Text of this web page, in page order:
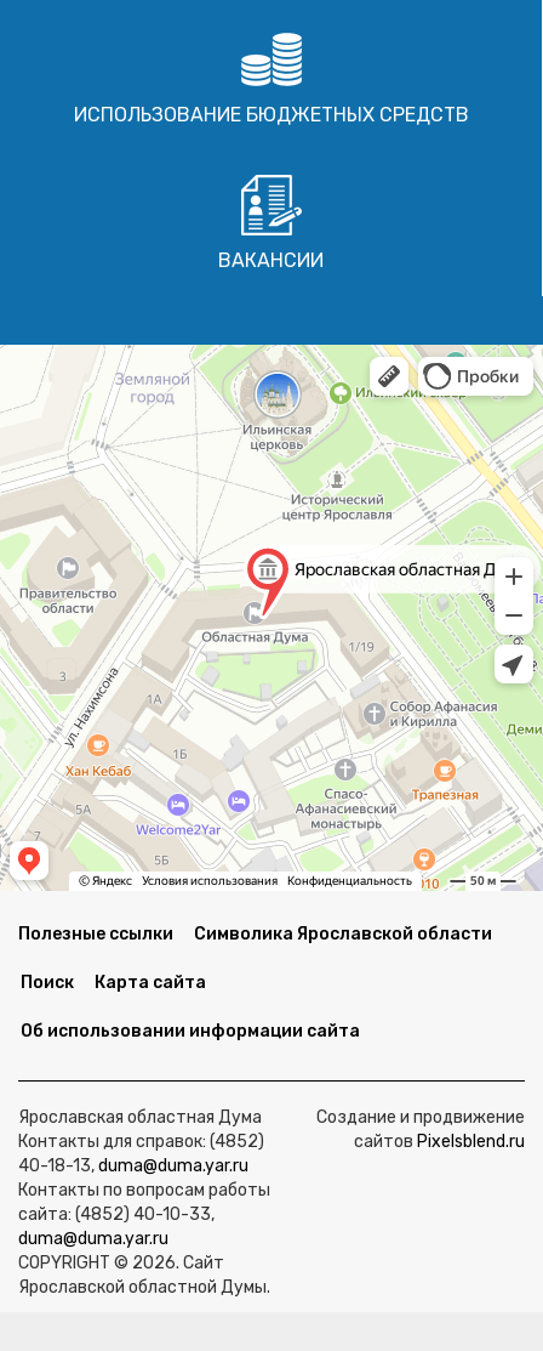
ИСПОЛЬЗОВАНИЕ БЮДЖЕТНЫХ СРЕДСТВ
ВАКАНСИИ
Полезные ссылки Символика Ярославской области
Поиск Карта сайта
Об использовании информации сайта
Ярославская областная Дума
Контакты для справок: (4852)
40-18-13,duma@duma.yar.ru
Контакты по вопросам работы
сайта: (4852) 40-10-33,
duma@duma.yar.ru
COPYRIGHT © 2026. Сайт
Ярославской областной Думы.
Создание и продвижение
сайтов Pixelsblend.ru